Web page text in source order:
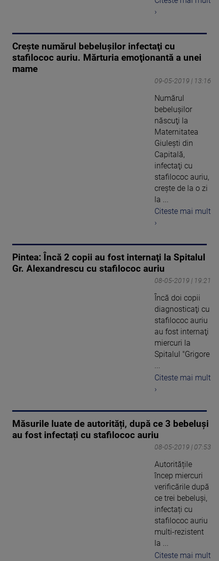
›
Crește numărul bebeluşilor infectaţi cu
stafilococ auriu. Mărturia emoţionantă a unei
mame
09-05-2019 | 13:16
Numărul
bebeluşilor
născuţi la
Maternitatea
Giuleşti din
Capitală,
infectaţi cu
stafilococ auriu,
creşte de la o zi
la ...
Citeste mai mult
›
Pintea: Încă 2 copii au fost internaţi la Spitalul
Gr. Alexandrescu cu stafilococ auriu
08-05-2019 | 19:21
Încă doi copii
diagnosticaţi cu
stafilococ auriu
au fost internaţi
miercuri la
Spitalul "Grigore
...
Citeste mai mult
›
Măsurile luate de autorități, după ce 3 bebeluși
au fost infectați cu stafilococ auriu
08-05-2019 | 07:53
Autoritățile
încep miercuri
verificările după
ce trei bebeluși,
infectați cu
stafilococ auriu
multi-rezistent
la ...
Citeste mai mult